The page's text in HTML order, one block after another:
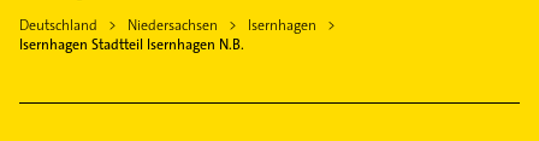
Laatzen
Gartenbau & Landschaftsbau
Krankengymnastik
Kammerjäger
Deutschland
Niedersachsen
Isernhagen
Isernhagen Stadtteil Isernhagen N.B.